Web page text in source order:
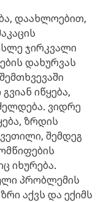
დაახლოებით,
ჯირკვალი
დახურვას
იწყება,
ვიდრე
ზრდის
შემდეგ
იხურება.
პრობლემის
აქვს და ექიმს